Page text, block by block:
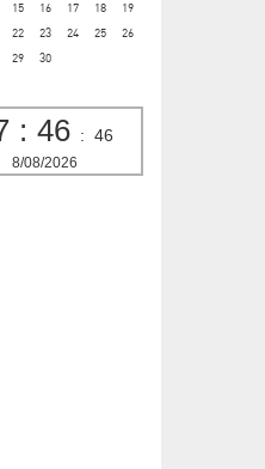
15 16 17 18
19
22 23 24 25
26
29 30
: 46 : 47
8/08/2026